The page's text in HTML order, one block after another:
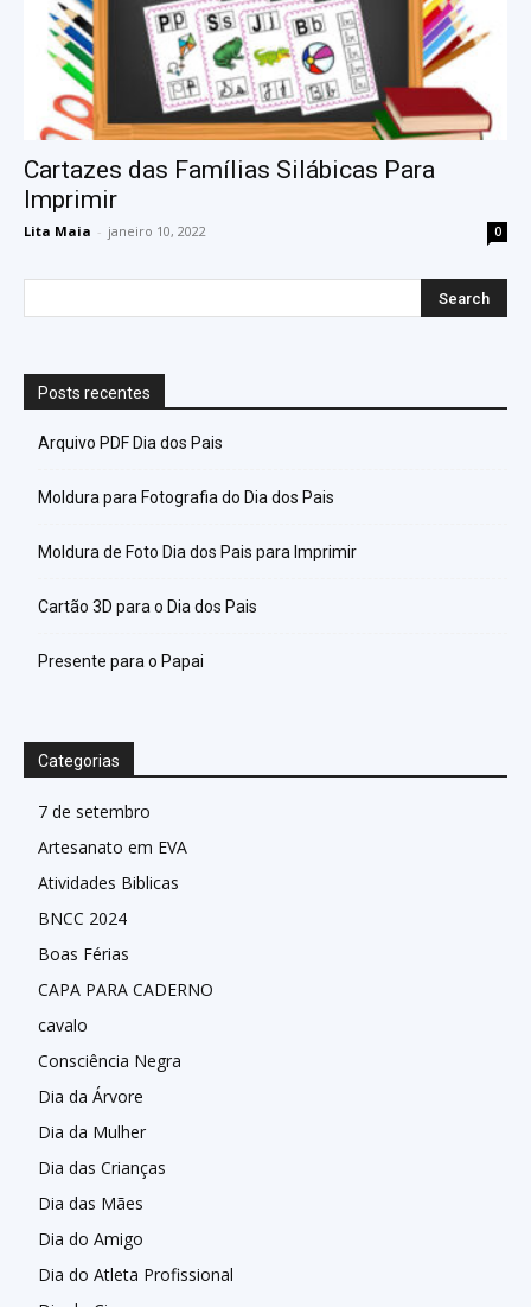
Cartazes das Famílias Silábicas Para
Imprimir
Lita Maia - janeiro 10, 2022 0
Posts recentes
Arquivo PDF Dia dos Pais
Moldura para Fotografia do Dia dos Pais
Moldura de Foto Dia dos Pais para Imprimir
Cartão 3D para o Dia dos Pais
Presente para o Papai
Categorias
7 de setembro
Artesanato em EVA
Atividades Biblicas
BNCC 2024
Boas Férias
CAPA PARA CADERNO
cavalo
Consciência Negra
Dia da Árvore
Dia da Mulher
Dia das Crianças
Dia das Mães
Dia do Amigo
Dia do Atleta Profissional